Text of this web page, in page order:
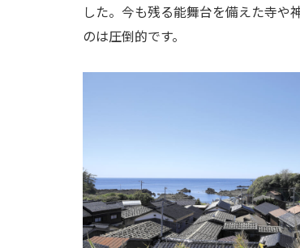
した。今も残る能舞台を備えた寺や
のは圧倒的です。